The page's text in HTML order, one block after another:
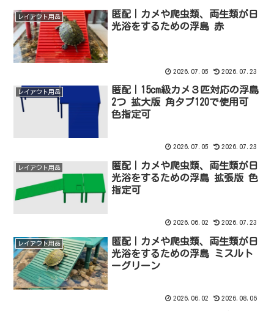
レイアウト用品
匿配｜カメや爬虫類、両生類が日
光浴をするための浮島 赤
2026.07.05 2026.07.23
レイアウト用品
匿配｜15cm級カメ３匹対応の浮島
2つ 拡大版 角タブ120で使用可
色指定可
2026.07.05 2026.07.23
レイアウト用品
匿配｜カメや爬虫類、両生類が日
光浴をするための浮島 拡張版 色
指定可
2026.06.02 2026.07.23
レイアウト用品
匿配｜カメや爬虫類、両生類が日
光浴をするための浮島 ミスルト
ーグリーン
2026.06.02 2026.08.06